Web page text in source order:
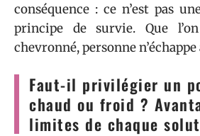
conséquence : ce n’est pas
principe de survie. Que
chevronné, personne
Faut-il privilégier un
chaud ou froid ?
limites de chaque